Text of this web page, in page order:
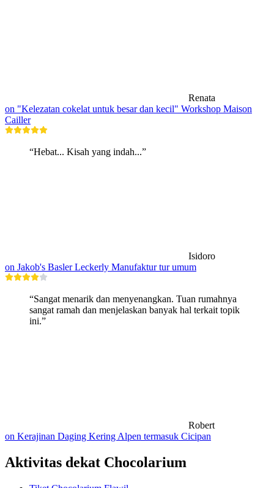
Renata
on "Kelezatan cokelat untuk besar dan kecil" Workshop Maison
Cailler
“Hebat... Kisah yang indah...”
Isidoro
on Jakob's Basler Leckerly Manufaktur tur umum
“Sangat menarik dan menyenangkan. Tuan rumahnya
sangat ramah dan menjelaskan banyak hal terkait topik
ini.”
Robert
on Kerajinan Daging Kering Alpen termasuk Cicipan
Aktivitas dekat Chocolarium